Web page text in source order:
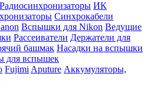
Радиосинхронизаторы ИК
Синхрокабели
Вспышки для Nikon Ведущие
Рассеиватели Держатели для
башмак Насадки на вспышки
для вспышек
Fujimi Aputure Аккумуляторы,